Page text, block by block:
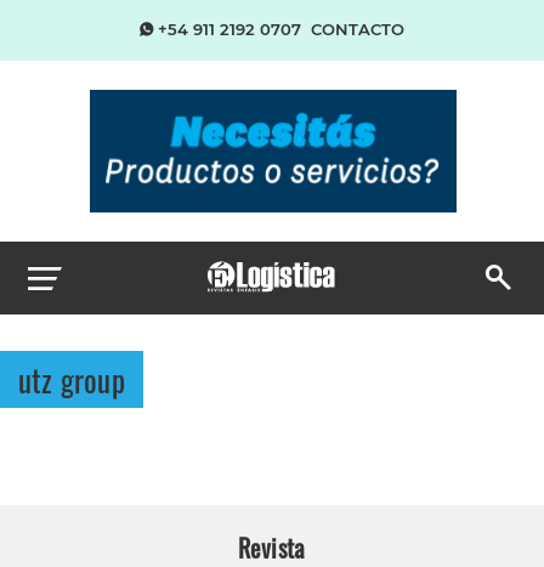
+54 911 2192 0707 CONTACTO
utz group
Revista